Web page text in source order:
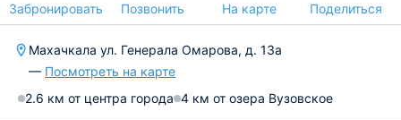
Забронировать Позвонить На карте Поделиться
Махачкала ул. Генерала Омарова, д. 13а
— Посмотреть на карте
2.6 км от центра города 4 км от озера Вузовское